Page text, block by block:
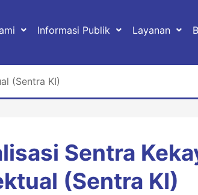
Informasi Publik Layanan
(Sentra KI)
Sentra
(Sentra KI)